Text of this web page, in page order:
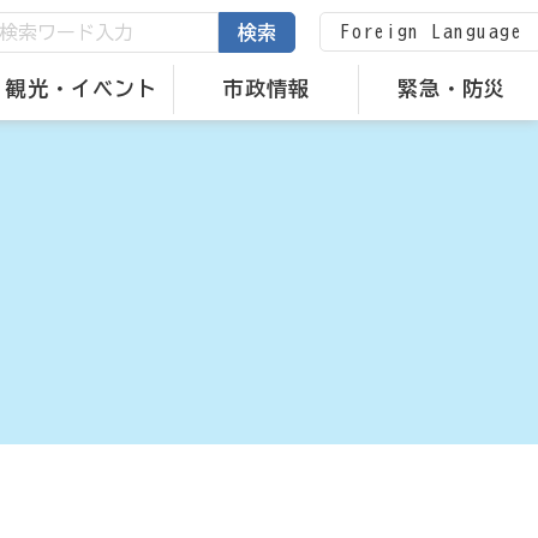
観光・イベント 市政情報 緊急・防災
検索 Foreign Language